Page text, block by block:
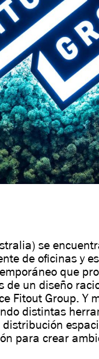
se
de oficinas y
que
de un diseño
Fitout Group. Y
distintas
para crear